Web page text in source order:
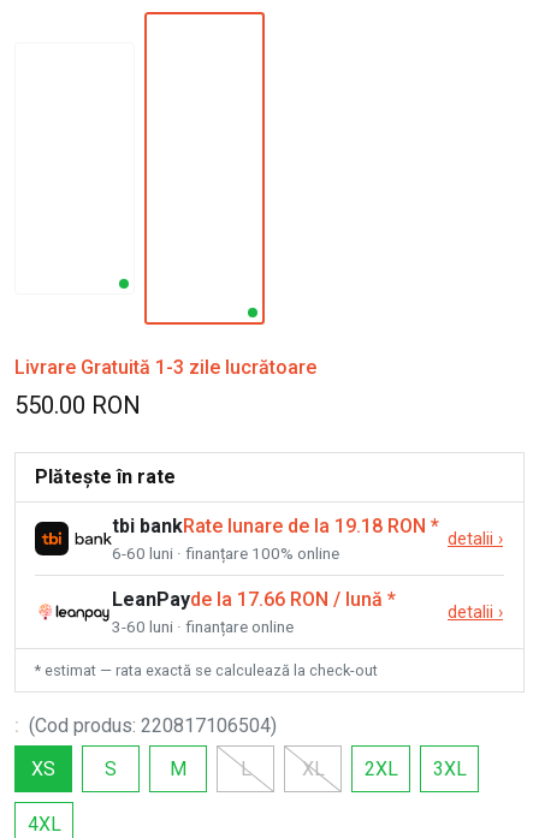
Livrare Gratuită 1-3 zile lucrătoare
550.00 RON
Plătește în rate
tbi bankRate lunare de la 19.18 RON *
6-60 luni · finanțare 100% online
detalii ›
LeanPayde la 17.66 RON / lună *
3-60 luni · finanțare online
detalii ›
* estimat — rata exactă se calculează la check-out
: (Cod produs: 220817106504)
XS
S M L XL 2XL 3XL
4XL